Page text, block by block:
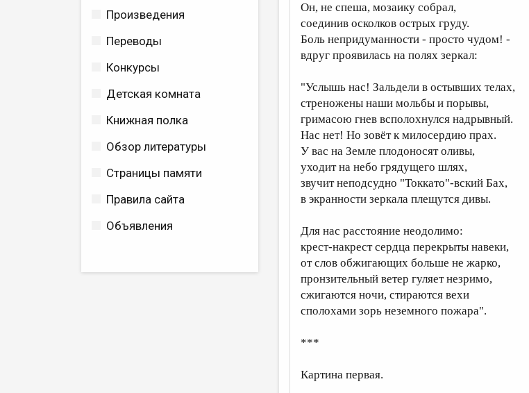
Произведения
Переводы
Конкурсы
Детская комната
Книжная полка
Обзор литературы
Страницы памяти
Правила сайта
Объявления
Он, не спеша, мозаику собрал,
соединив осколков острых груду.
Боль непридуманности - просто чудом! -
вдруг проявилась на полях зеркал:
"Услышь нас! Зальдели в остывших телах,
стреножены наши мольбы и порывы,
гримасою гнев всполохнулся надрывный.
Нас нет! Но зовёт к милосердию прах.
У вас на Земле плодоносят оливы,
уходит на небо грядущего шлях,
звучит неподсудно "Токкато"-вский Бах,
в экранности зеркала плещутся дивы.
Для нас расстояние неодолимо:
крест-накрест сердца перекрыты навеки,
от слов обжигающих больше не жарко,
пронзительный ветер гуляет незримо,
сжигаются ночи, стираются вехи
сполохами зорь неземного пожара".
***
Картина первая.